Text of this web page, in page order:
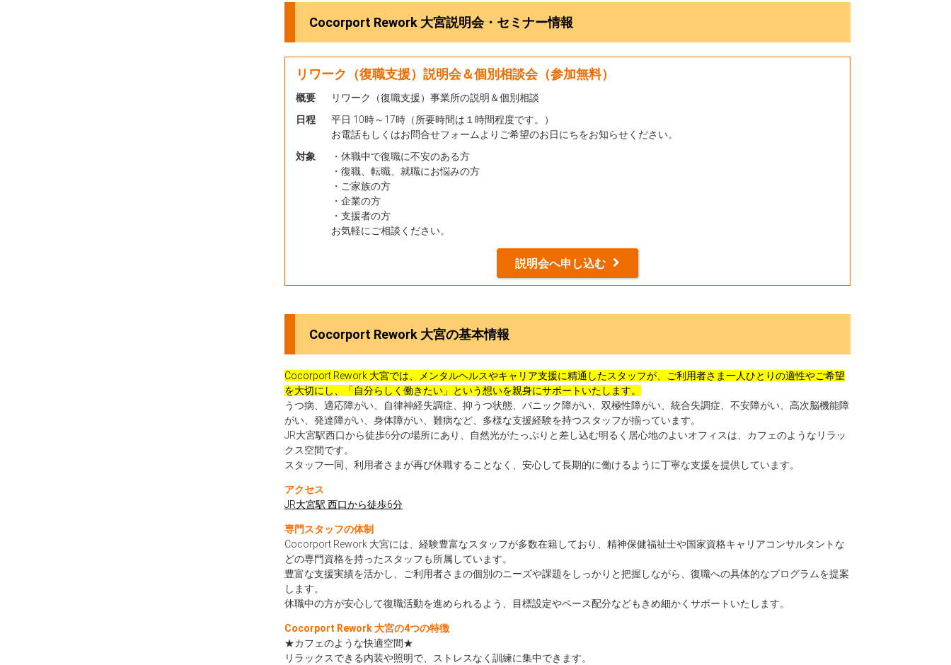
Cocorport Rework 大宮説明会・セミナー情報
リワーク（復職支援）説明会＆個別相談会（参加無料）
概要
リワーク（復職支援）事業所の説明＆個別相談
日程
平日 10時～17時（所要時間は１時間程度です。）
お電話もしくはお問合せフォームよりご希望のお日にちをお知らせください。
対象
・休職中で復職に不安のある方
・復職、転職、就職にお悩みの方
・ご家族の方
・企業の方
・支援者の方
お気軽にご相談ください。
説明会へ申し込む
Cocorport Rework 大宮の基本情報
Cocorport Rework 大宮では、メンタルヘルスやキャリア支援に精通したスタッフが、ご利用者さま一人ひとりの適性やご希望
を大切にし、「自分らしく働きたい」という想いを親身にサポートいたします。
うつ病、適応障がい、自律神経失調症、抑うつ状態、パニック障がい、双極性障がい、統合失調症、不安障がい、高次脳機能障
がい、発達障がい、身体障がい、難病など、多様な支援経験を持つスタッフが揃っています。
JR大宮駅西口から徒歩6分の場所にあり、自然光がたっぷりと差し込む明るく居心地のよいオフィスは、カフェのようなリラッ
クス空間です。
スタッフ一同、利用者さまが再び休職することなく、安心して長期的に働けるように丁寧な支援を提供しています。
アクセス
JR大宮駅 西口から徒歩6分
専門スタッフの体制
Cocorport Rework 大宮には、経験豊富なスタッフが多数在籍しており、精神保健福祉士や国家資格キャリアコンサルタントな
どの専門資格を持ったスタッフも所属しています。
豊富な支援実績を活かし、ご利用者さまの個別のニーズや課題をしっかりと把握しながら、復職への具体的なプログラムを提案
します。
休職中の方が安心して復職活動を進められるよう、目標設定やペース配分などもきめ細かくサポートいたします。
Cocorport Rework 大宮の4つの特徴
★カフェのような快適空間★
リラックスできる内装や照明で、ストレスなく訓練に集中できます。